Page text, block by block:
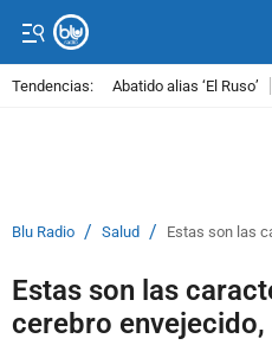
Tendencias: Abatido alias ‘El Ruso’
Blu Radio / Salud / Estas son las
Estas son las
cerebro